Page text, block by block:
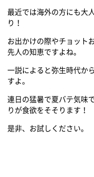
最近では海外の方にも大
り！
お出かけの際やチョット
先人の知恵ですよね。
一説によると弥生時代か
すよ。
連日の猛暑で夏バテ気味
りが食欲をそそります！
是非、お試しください。